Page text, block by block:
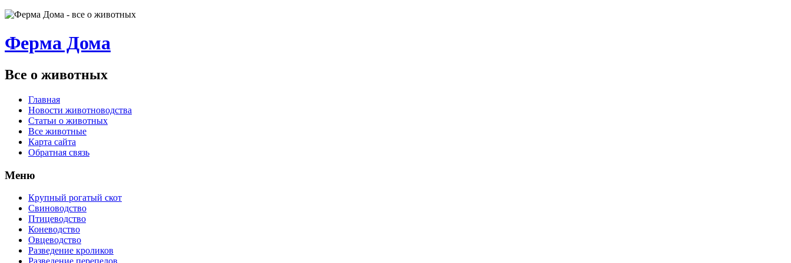
Ферма Дома
Все о животных
Главная
Новости животноводства
Статьи о животных
Все животные
Карта сайта
Обратная связь
Меню
Крупный рогатый скот
Свиноводство
Птицеводство
Коневодство
Овцеводство
Разведение кроликов